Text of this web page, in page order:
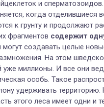
и
когда отделившиеся
к грунту и продолжают
фрагментов содержит
могут создавать целые
На этом
уже миллионы. И все они
особь. Такое
удерживать территорию.
этого леса имеет одни и